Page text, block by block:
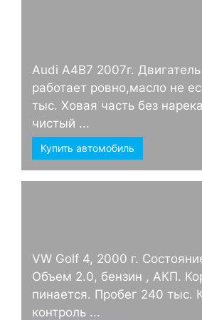
Audi А4B7 2007г. Двигатель
работает ровно,масло не
тыс. Ховая часть без
чистый ...
Купить автомобиль
VW Golf 4, 2000 г.
Объем 2.0, бензин , АКП.
пинается. Пробег 240 тыс.
контроль ...